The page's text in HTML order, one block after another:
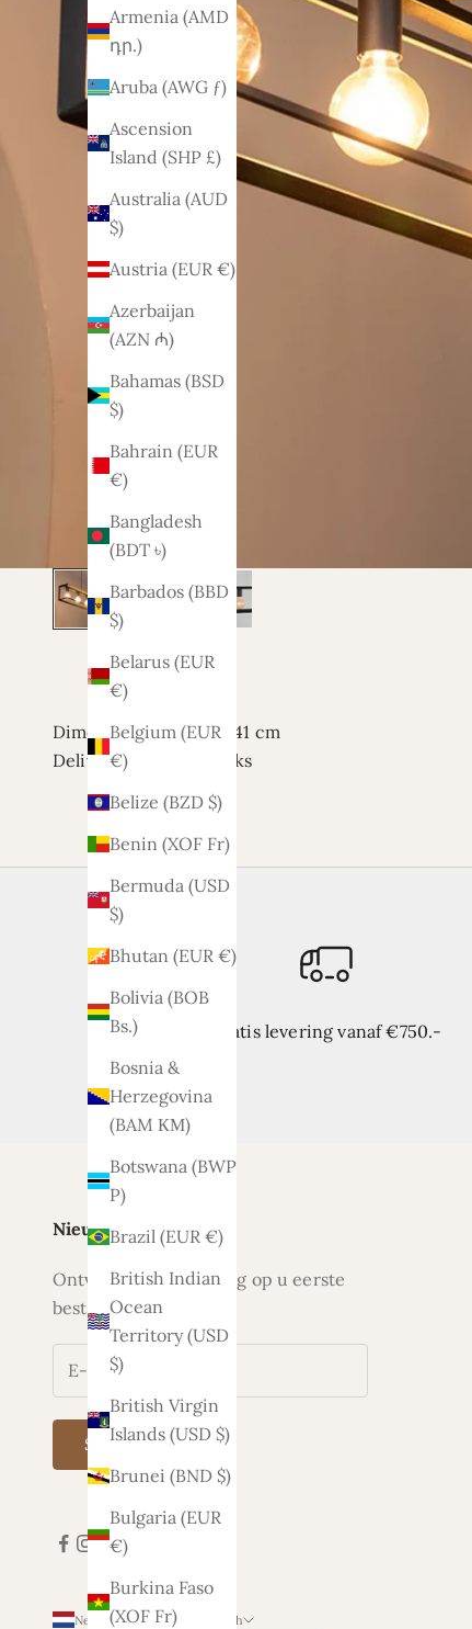
Armenia (AMD
դր.)
Aruba (AWG ƒ)
Ascension
Island (SHP £)
Australia (AUD
$)
Austria (EUR €)
Azerbaijan
(AZN ₼)
Bahamas (BSD
$)
Bahrain (EUR
€)
Bangladesh
(BDT ৳)
Barbados (BBD
$)
Belarus (EUR
€)
Belgium (EUR
€)
Belize (BZD $)
Benin (XOF Fr)
Bermuda (USD
$)
Bhutan (EUR €)
Bolivia (BOB
Bs.)
Bosnia &
Herzegovina
(BAM КМ)
Botswana (BWP
P)
Brazil (EUR €)
British Indian
Ocean
Territory (USD
$)
British Virgin
Islands (USD $)
Brunei (BND $)
Bulgaria (EUR
€)
Burkina Faso
(XOF Fr)
Dimensions: 120x20x141 cm
Delivery time: 1.5 weeks
Gratis levering vanaf €750.-
Nieuwsbrief
Ontvang nu 5% korting op u eerste
bestelling
Subscribe
Netherlands (EUR €) English